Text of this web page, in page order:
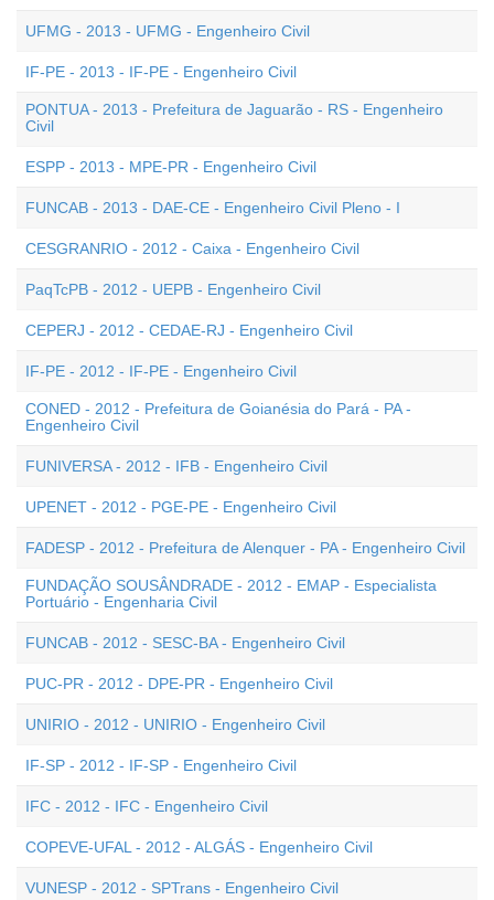
UFMG - 2013 - UFMG - Engenheiro Civil
IF-PE - 2013 - IF-PE - Engenheiro Civil
PONTUA - 2013 - Prefeitura de Jaguarão - RS - Engenheiro
Civil
ESPP - 2013 - MPE-PR - Engenheiro Civil
FUNCAB - 2013 - DAE-CE - Engenheiro Civil Pleno - I
CESGRANRIO - 2012 - Caixa - Engenheiro Civil
PaqTcPB - 2012 - UEPB - Engenheiro Civil
CEPERJ - 2012 - CEDAE-RJ - Engenheiro Civil
IF-PE - 2012 - IF-PE - Engenheiro Civil
CONED - 2012 - Prefeitura de Goianésia do Pará - PA -
Engenheiro Civil
FUNIVERSA - 2012 - IFB - Engenheiro Civil
UPENET - 2012 - PGE-PE - Engenheiro Civil
FADESP - 2012 - Prefeitura de Alenquer - PA - Engenheiro Civil
FUNDAÇÃO SOUSÂNDRADE - 2012 - EMAP - Especialista
Portuário - Engenharia Civil
FUNCAB - 2012 - SESC-BA - Engenheiro Civil
PUC-PR - 2012 - DPE-PR - Engenheiro Civil
UNIRIO - 2012 - UNIRIO - Engenheiro Civil
IF-SP - 2012 - IF-SP - Engenheiro Civil
IFC - 2012 - IFC - Engenheiro Civil
COPEVE-UFAL - 2012 - ALGÁS - Engenheiro Civil
VUNESP - 2012 - SPTrans - Engenheiro Civil